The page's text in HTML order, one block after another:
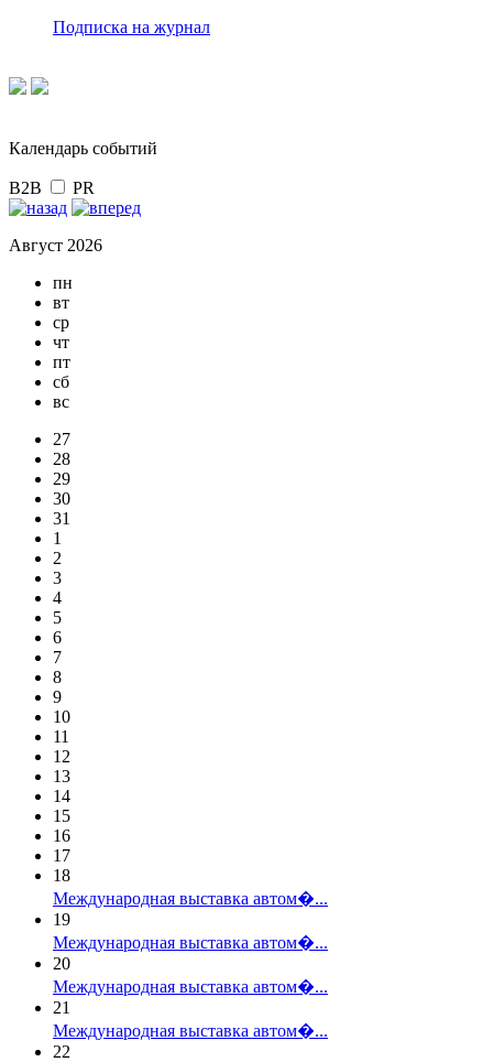
Подписка на журнал
Календарь событий
B2B PR
Август 2026
пн
вт
ср
чт
пт
сб
вс
27
28
29
30
31
1
2
3
4
5
6
7
8
9
10
11
12
13
14
15
16
17
18
Международная выставка автом�...
19
Международная выставка автом�...
20
Международная выставка автом�...
21
Международная выставка автом�...
22